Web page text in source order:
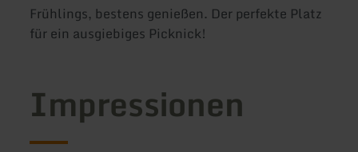
Frühlings, bestens genießen. Der perfekte Platz
für ein ausgiebiges Picknick!
Impressionen